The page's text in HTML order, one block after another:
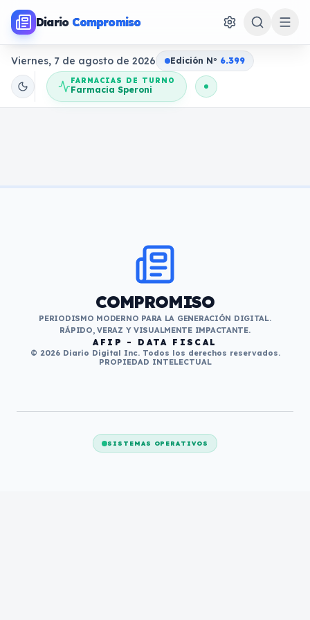
Diario Compromiso
Viernes, 7 de agosto de 2026 Edición No 6.399
FARMACIAS DE TURNO
Farmacia Speroni
COMPROMISO
PERIODISMO MODERNO PARA LA GENERACIÓN DIGITAL.
RÁPIDO, VERAZ Y VISUALMENTE IMPACTANTE.
AFIP - DATA FISCAL
© 2026 Diario Digital Inc. Todos los derechos reservados.
PROPIEDAD INTELECTUAL
SISTEMAS OPERATIVOS